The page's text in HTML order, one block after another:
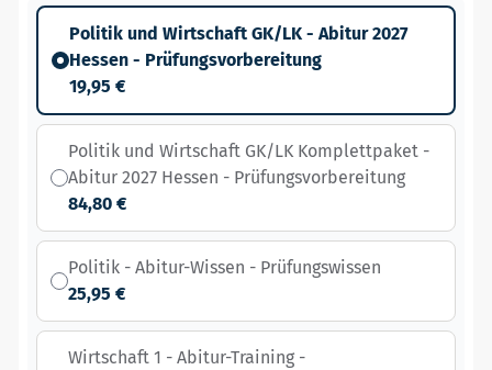
Politik und Wirtschaft GK/LK - Abitur 2027
Hessen - Prüfungsvorbereitung
19,95 €
Politik und Wirtschaft GK/LK Komplettpaket -
Abitur 2027 Hessen - Prüfungsvorbereitung
84,80 €
Politik - Abitur-Wissen - Prüfungswissen
25,95 €
Wirtschaft 1 - Abitur-Training -